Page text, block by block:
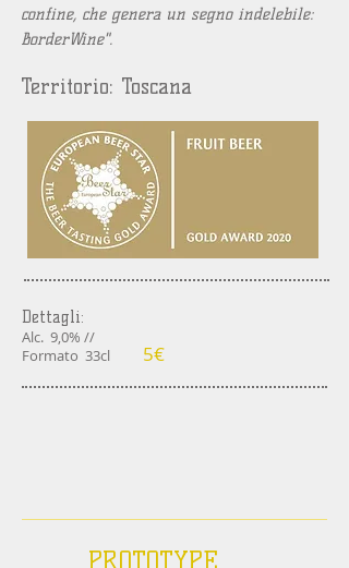
confine, che genera un segno indelebile:
BorderWine".
Territorio: Toscana
Dettagli:
Alc. 9,0% //
Formato 33cl
5€
PROTOTYPE